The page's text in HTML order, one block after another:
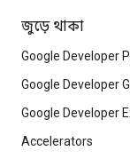
জুড়ে থাকা
Google Developer
Google Developer
Google Developer
Accelerators